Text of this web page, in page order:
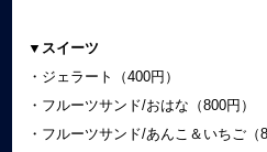
▼スイーツ
・ジェラート（400円）
・フルーツサンド/おはな（800円）
・フルーツサンド/あんこ＆いちご（